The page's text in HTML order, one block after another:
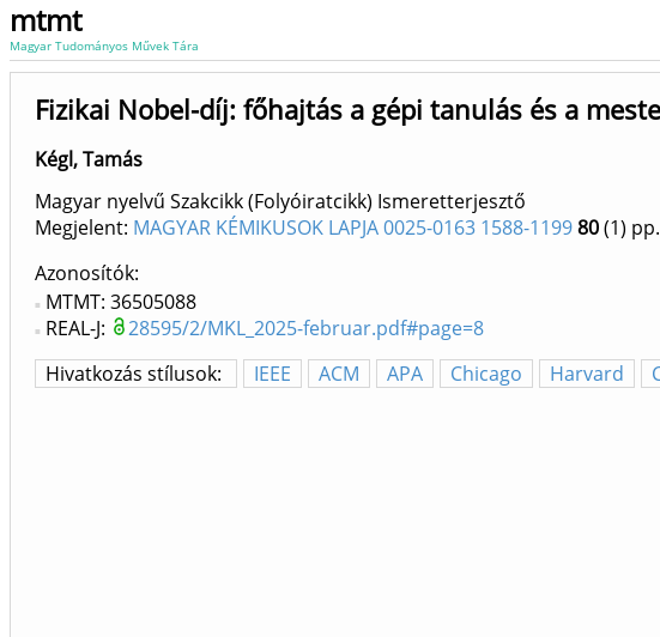
mtmt
Magyar Tudományos Művek Tára
Fizikai Nobel-díj: főhajtás a gépi tanulás és a
Kégl, Tamás
Magyar nyelvű Szakcikk (Folyóiratcikk) Ismeretterjesztő
Megjelent: MAGYAR KÉMIKUSOK LAPJA 0025-0163 1588-119980(1)
Azonosítók
MTMT: 36505088
REAL-J:
28595/2/MKL_2025-februar.pdf#page=8
Hivatkozás stílusok:
IEEE ACM APA Chicago Harvard